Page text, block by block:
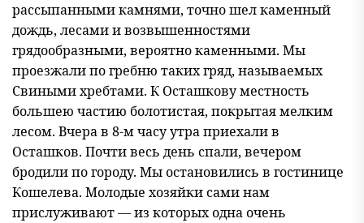
рассыпанными камнями, точно шел каменный
дождь, лесами и возвышенностями
грядообразными, вероятно каменными. Мы
проезжали по гребню таких гряд, называемых
Свиными хребтами. К Осташкову местность
большею частию болотистая, покрытая мелким
лесом. Вчера в 8-м часу утра приехали в
Осташков. Почти весь день спали, вечером
бродили по городу. Мы остановились в гостинице
Кошелева. Молодые хозяйки сами нам
прислуживают — из которых одна очень